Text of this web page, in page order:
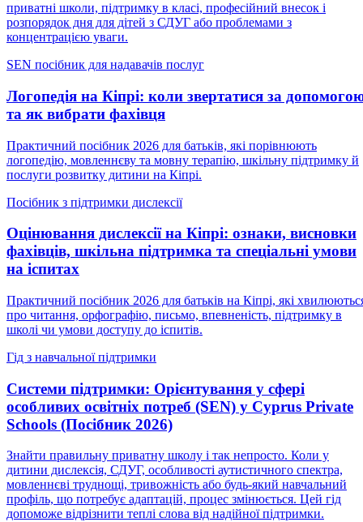
приватні школи, підтримку в класі, професійний внесок і
розпорядок дня для дітей з СДУГ або проблемами з
концентрацією уваги.
SEN посібник для надавачів послуг
Логопедія на Кіпрі: коли звертатися за
та як вибрати фахівця
Практичний посібник 2026 для батьків, які порівнюють
логопедію, мовленнєву та мовну терапію, шкільну підтримку й
послуги розвитку дитини на Кіпрі.
Посібник з підтримки дислексії
Оцінювання дислексії на Кіпрі: ознаки, висновки
фахівців, шкільна підтримка та спеціальні умови
на іспитах
Практичний посібник 2026 для батьків на Кіпрі, які
про читання, орфографію, письмо, впевненість, підтримку в
школі чи умови доступу до іспитів.
Гід з навчальної підтримки
Системи підтримки: Орієнтування у сфері
особливих освітніх потреб (SEN) у Cyprus Private
Schools (Посібник 2026)
Знайти правильну приватну школу і так непросто. Коли у
дитини дислексія, СДУГ, особливості аутистичного спектра,
мовленнєві труднощі, тривожність або будь-який навчальний
профіль, що потребує адаптацій, процес змінюється. Цей гід
допоможе відрізнити теплі слова від надійної підтримки.